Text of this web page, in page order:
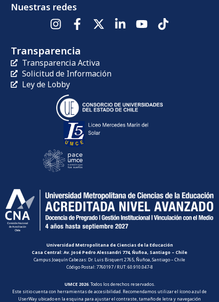
Nuestras redes
Transparencia
Transparencia Activa
Solicitud de Información
Ley de Lobby
Universidad Metropolitana de Ciencias de la Educación
Casa Central: Av. José Pedro Alessandri 774, Ñuñoa, Santiago – Chile
Campus Joaquín Cabezas: Dr. Luis Bisquert 2765, Ñuñoa, Santiago – Chile
Código Postal: 7760197 / RUT: 60.910.047-8
UMCE 2026. Todos los derechos reservados.
Este sitio cuenta con herramientas de accesibilidad. Recomendamos utilizar el ícono azul de
UserWay ubicado en la esquina para ajustar el contraste, tamaño de letra y navegación